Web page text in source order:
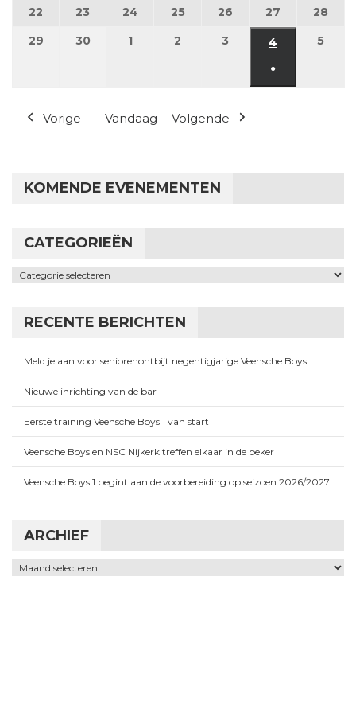
22 22 juni 2026
23 23 juni 2026
24 24 juni 2026
2525 juni 2026
26 26 juni 2026
27 27 juni 2026
28
29 29 juni 2026
3030 juni 2026
11 juli 2026
2 2 juli 2026
3 3 juli 2026
4 4 juli 2026
●
5
Vorige Vandaag Volgende
KOMENDE EVENEMENTEN
CATEGORIEËN
Categorieën
RECENTE BERICHTEN
Meld je aan voor seniorenontbijt negentigjarige Veensche Boys
Nieuwe inrichting van de bar
Eerste training Veensche Boys 1 van start
Veensche Boys en NSC Nijkerk treffen elkaar in de beker
Veensche Boys 1 begint aan de voorbereiding op seizoen 2026/2027
ARCHIEF
Archief